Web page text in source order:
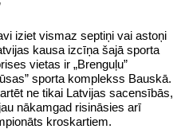
iziet vismaz septiņi vai astoņi
kausa izcīņa šajā sporta
vietas ir „Brenguļu”
sporta komplekss Bauskā.
ne tikai Latvijas sacensībās,
nākamgad risināsies arī
kroskartiem.